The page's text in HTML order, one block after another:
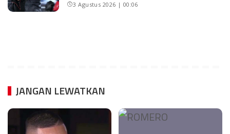
3 Agustus 2026 | 00:06
JANGAN LEWATKAN